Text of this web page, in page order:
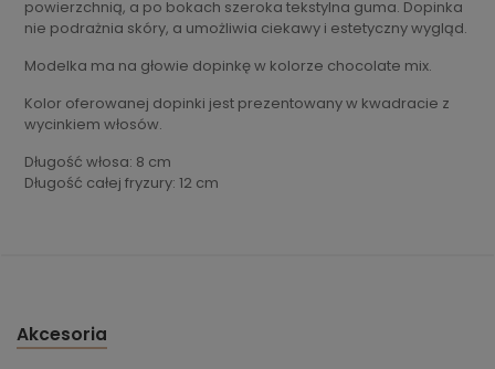
powierzchnią, a po bokach szeroka tekstylna guma. Dopinka
nie podrażnia skóry, a umożliwia ciekawy i estetyczny wygląd.
Modelka ma na głowie dopinkę w kolorze chocolate mix.
Kolor oferowanej dopinki jest prezentowany w kwadracie z
wycinkiem włosów.
Długość włosa: 8 cm
Długość całej fryzury: 12 cm
Akcesoria